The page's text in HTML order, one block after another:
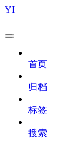
YI
首页
归档
标签
搜索